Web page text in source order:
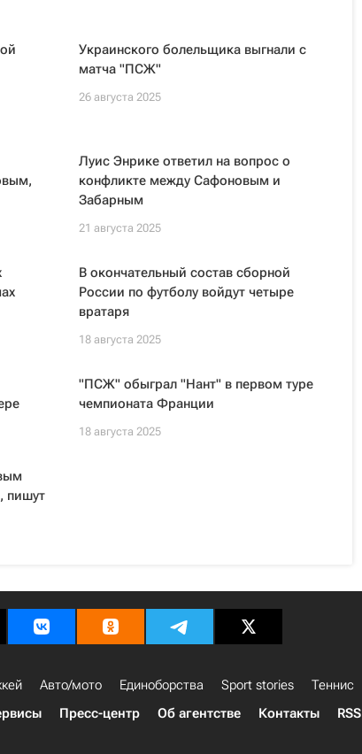
Украинского болельщика выгнали с
матча "ПСЖ"
26 августа 2025
Луис Энрике ответил на вопрос о
конфликте между Сафоновым и
Забарным
21 августа 2025
В окончательный состав сборной
России по футболу войдут четыре
вратаря
18 августа 2025
"ПСЖ" обыграл "Нант" в первом туре
чемпионата Франции
18 августа 2025
пишут
Авто/мото Единоборства Sport stories Теннис
Пресс-центр Об агентстве Контакты RSS